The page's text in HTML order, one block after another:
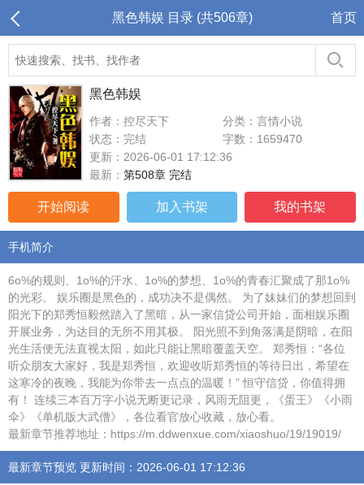
黑色韩娱 目录 (共506章) 首页
黑色韩娱
作者：控尽天下
分类：言情小说
状态：完结
字数：1659470
更新：2026-06-01 17:12:36
最新： 第508章 完结
开始阅读 加入书架 我的书架
手机简介
6o%的规则、1o%的汗水、1o%的梦想、1o%的青春汇聚成了那1o%
的光彩。 娱乐圈是黑色的，成功决不是偶然。 为了妹妹们的梦想回到
阳光下的郑秀恒毅然踏入了黑暗，从一家信贷公司开始，面相娱乐圈
开展业务，为达目的无所不用其极。 阳光照不到角落满是阴暗，在阳
光生活便无法直视太阳，如此只能让黑暗覆盖天空。 郑秀恒：“各位
听众朋友大家好，我是郑秀恒，欢迎收听郑秀恒的等待日出，希望在
这寒冷的夜晚，我能为你带去一点点的温暖！” 恒守信贷，你值得拥
有！ 连续三本百万字小说无断更记录，风雨无阻更，《蛋王》《小雨
伞》《单机版大武僧》，各位看官放心收藏，放心看。
最新章节推荐地址：https://m.ddwenxue.com/xiaoshuo/19/19019/
最新章节预览 更新时间：2026-06-01 17:12:36